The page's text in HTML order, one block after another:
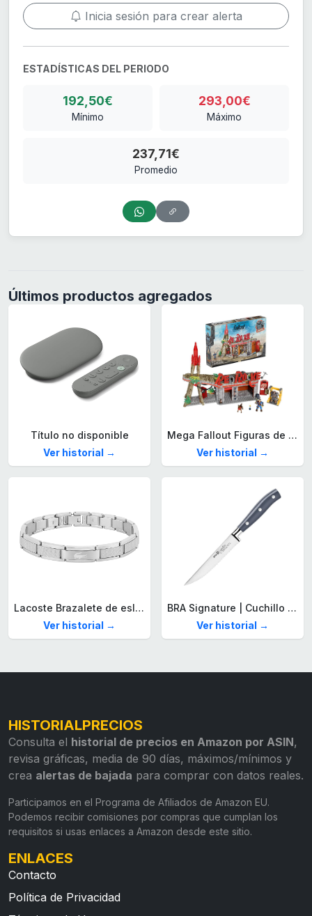
Inicia sesión para crear alerta
ESTADÍSTICAS DEL PERIODO
192,50€
Mínimo
293,00€
Máximo
237,71€
Promedio
Últimos productos agregados
Título no disponible
Ver historial →
Mega Fallout Figuras de acción y Juguetes de construcción, Parada de Camiones Red Rocket con 824 Piezas, 2 Personajes articulados y Accesorios, para coleccionistas, HXT00
Ver historial →
Lacoste Brazalete de eslabón para Hombre Colección STENCIL de Acero inoxidable
Ver historial →
BRA Signature | Cuchillo tomatero 120 mm, Acero Inoxidable alemán forjado con Molibdeno Vanadio, Mango Remachado ABS, Diseño Ergonómico, Hoja 1,6 mm espesor
Ver historial →
HISTORIALPRECIOS
Consulta el historial de precios en Amazon por ASIN,
revisa gráficas, media de 90 días, máximos/mínimos y
crea alertas de bajada para comprar con datos reales.
Participamos en el Programa de Afiliados de Amazon EU.
Podemos recibir comisiones por compras que cumplan los
requisitos si usas enlaces a Amazon desde este sitio.
ENLACES
Contacto
Política de Privacidad